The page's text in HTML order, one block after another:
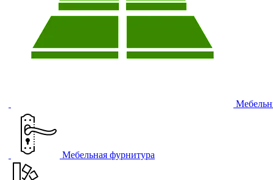
Мебельная фурнитура